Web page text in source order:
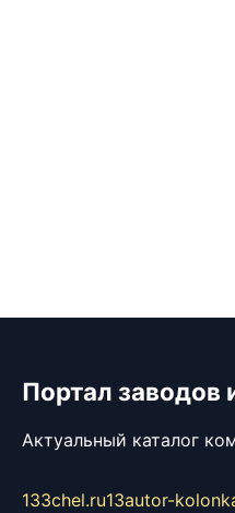
Портал заводов
Актуальный каталог
133chel.ru13autor-